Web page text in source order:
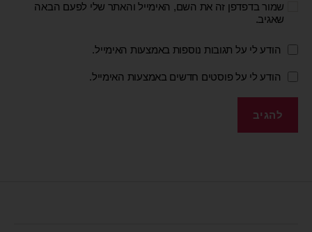
שמור בדפדפן זה את השם, האימייל והאתר שלי לפעם הבאה
שאגיב.
הודע לי על תגובות נוספות באמצעות האימייל.
הודע לי על פוסטים חדשים באמצעות האימייל.